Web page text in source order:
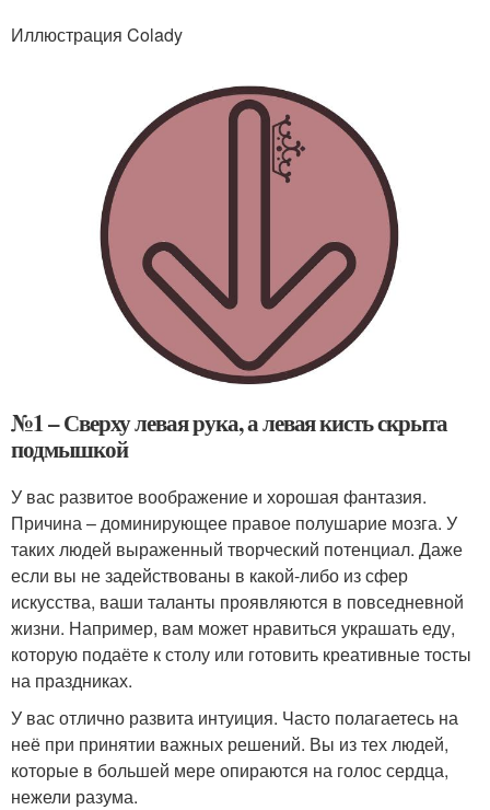
Иллюстрация Colady
№1 – Сверху левая рука, а левая кисть скрыта
подмышкой
У вас развитое воображение и хорошая фантазия.
Причина – доминирующее правое полушарие мозга. У
таких людей выраженный творческий потенциал. Даже
если вы не задействованы в какой-либо из сфер
искусства, ваши таланты проявляются в повседневной
жизни. Например, вам может нравиться украшать еду,
которую подаёте к столу или готовить креативные тосты
на праздниках.
У вас отлично развита интуиция. Часто полагаетесь на
неё при принятии важных решений. Вы из тех людей,
которые в большей мере опираются на голос сердца,
нежели разума.